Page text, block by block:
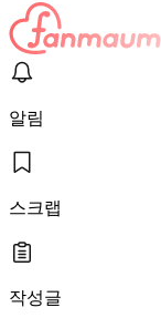
알림
스크랩
작성글